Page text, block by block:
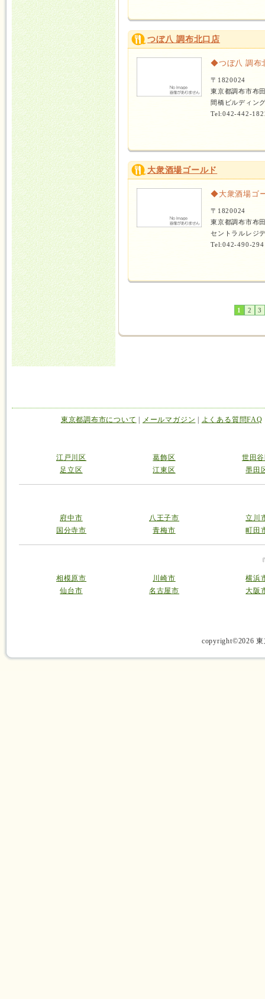
つぼ八 調布北口店
◆つぼ八 調布
〒1820024
東京都調布市布
間橋ビルディン
Tel:042-442-
大衆酒場ゴールド
◆大衆酒場ゴ
〒1820024
東京都調布市布
セントラルレジ
Tel:042-490-
1 2 3
東京都調布市について メールマガジン よくある質問FAQ
江戸川区 葛飾区
世田
足立区
江東区 墨田
府中市 八王子市
立川
国分寺市
青梅市 町田
相模原市 川崎市
横浜
仙台市
名古屋市 大阪
copyright©2026